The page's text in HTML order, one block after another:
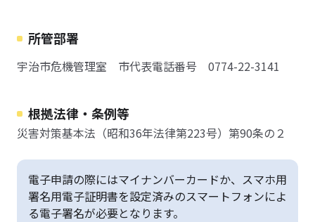
所管部署
宇治市危機管理室 市代表電話番号 0774-22-3141
根拠法律・条例等
災害対策基本法（昭和36年法律第223号）第90条の２
電子申請の際にはマイナンバーカードか、スマホ用
署名用電子証明書を設定済みのスマートフォンによ
る電子署名が必要となります。